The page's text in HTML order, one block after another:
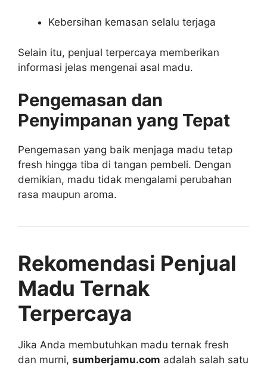
Kebersihan kemasan selalu terjaga
Selain itu, penjual terpercaya memberikan
informasi jelas mengenai asal madu.
Pengemasan dan
Penyimpanan yang Tepat
Pengemasan yang baik menjaga madu tetap
fresh hingga tiba di tangan pembeli. Dengan
demikian, madu tidak mengalami perubahan
rasa maupun aroma.
Rekomendasi Penjual
Madu Ternak
Terpercaya
Jika Anda membutuhkan madu ternak fresh
dan murni, sumberjamu.com adalah salah satu